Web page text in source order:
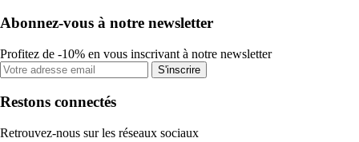
Abonnez-vous à notre newsletter
Profitez de -10% en vous inscrivant à notre newsletter
S'inscrire
Restons connectés
Retrouvez-nous sur les réseaux sociaux